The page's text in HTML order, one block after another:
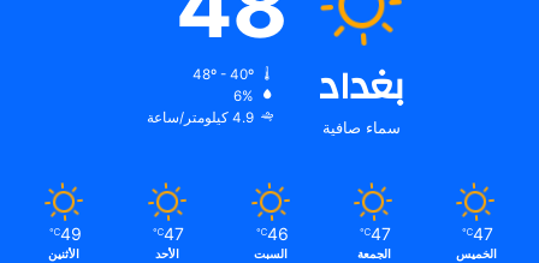
بغداد
سماء صافية
6%
4.9 كيلومتر/ساعة
47
℃
الخميس
47
℃
الجمعة
46
℃
السبت
47
℃
الأحد
49
℃
الأثنين